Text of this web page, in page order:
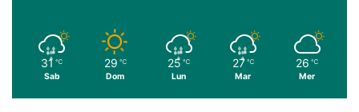
31 ℃
Sab
29 ℃
Dom
25 ℃
Lun
27 ℃
Mar
26 ℃
Mer